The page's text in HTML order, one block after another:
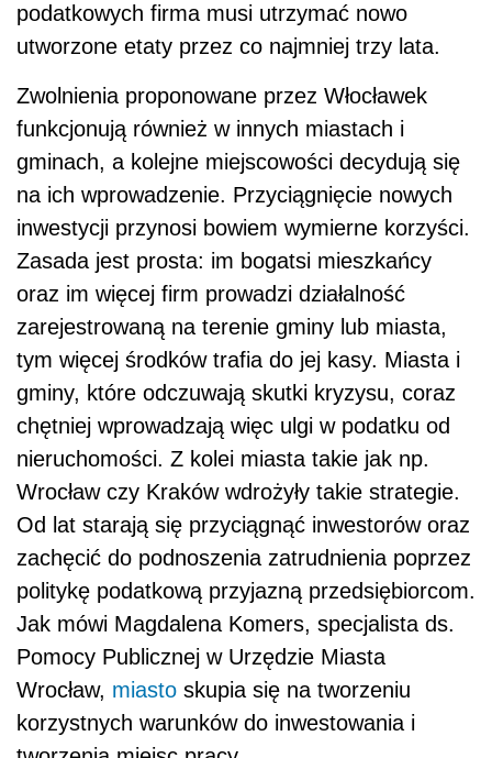
podatkowych firma musi utrzymać nowo
utworzone etaty przez co najmniej trzy lata.
Zwolnienia proponowane przez Włocławek
funkcjonują również w innych miastach i
gminach, a kolejne miejscowości decydują się
na ich wprowadzenie. Przyciągnięcie nowych
inwestycji przynosi bowiem wymierne korzyści.
Zasada jest prosta: im bogatsi mieszkańcy
oraz im więcej firm prowadzi działalność
zarejestrowaną na terenie gminy lub miasta,
tym więcej środków trafia do jej kasy. Miasta i
gminy, które odczuwają skutki kryzysu, coraz
chętniej wprowadzają więc ulgi w podatku od
nieruchomości. Z kolei miasta takie jak np.
Wrocław czy Kraków wdrożyły takie strategie.
Od lat starają się przyciągnąć inwestorów oraz
zachęcić do podnoszenia zatrudnienia poprzez
politykę podatkową przyjazną przedsiębiorcom.
Jak mówi Magdalena Komers, specjalista ds.
Pomocy Publicznej w Urzędzie Miasta
Wrocław, miasto skupia się na tworzeniu
korzystnych warunków do inwestowania i